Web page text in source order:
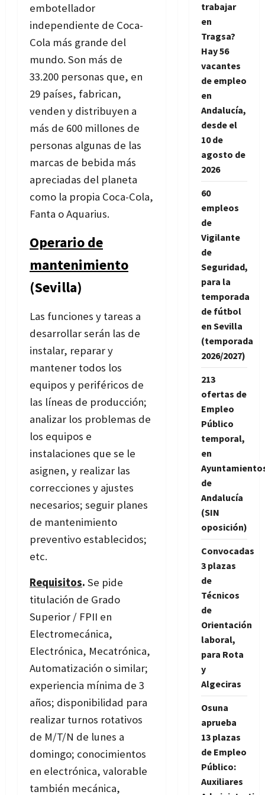
embotellador
independiente de Coca-
Cola más grande del
mundo. Son más de
33.200 personas que, en
29 países, fabrican,
venden y distribuyen a
más de 600 millones de
personas algunas de las
marcas de bebida más
apreciadas del planeta
como la propia Coca-Cola,
Fanta o Aquarius.
Operario de
mantenimiento
(Sevilla)
Las funciones y tareas a
desarrollar serán las de
instalar, reparar y
mantener todos los
equipos y periféricos de
las líneas de producción;
analizar los problemas de
los equipos e
instalaciones que se le
asignen, y realizar las
correcciones y ajustes
necesarios; seguir planes
de mantenimiento
preventivo establecidos;
etc.
Requisitos. Se pide
titulación de Grado
Superior / FPII en
Electromecánica,
Electrónica, Mecatrónica,
Automatización o similar;
experiencia mínima de 3
años; disponibilidad para
realizar turnos rotativos
de M/T/N de lunes a
domingo; conocimientos
en electrónica, valorable
también mecánica,
trabajar
en
Tragsa?
Hay 56
vacantes
de empleo
en
Andalucía,
desde el
10 de
agosto de
2026
60
empleos
de
Vigilante
de
Seguridad,
para la
temporada
de fútbol
en Sevilla
(temporada
2026/2027)
213
ofertas de
Empleo
Público
temporal,
en
de
Andalucía
(SIN
oposición)
Convocadas
3 plazas
de
Técnicos
de
Orientación
laboral,
para Rota
y
Algeciras
Osuna
aprueba
13 plazas
de Empleo
Público:
Auxiliares